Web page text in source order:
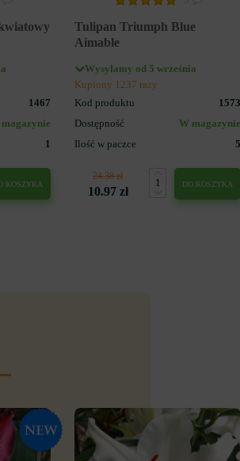
1467
1
KOSZYKA
Tulipan Triumph Blue
Aimable
Wysyłamy od 5 września
Kupiony 1237 razy
Kod produktu
1573
Dostępność
W magazynie
Ilość w paczce
5
24.38 zł
10.97 zł
DO KOSZYKA